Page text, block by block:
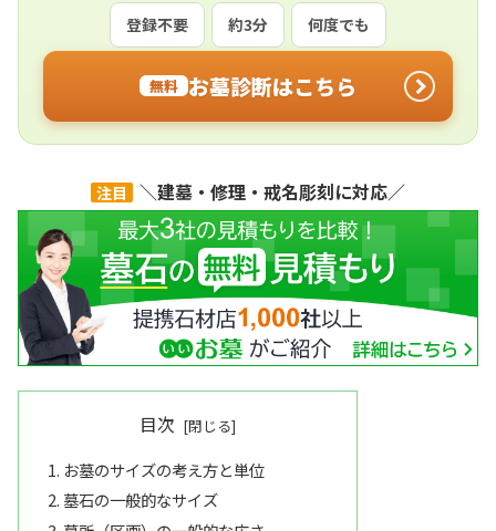
登録不要 約3分 何度でも
無料 お墓診断はこちら
注目 ＼建墓・修理・戒名彫刻に対応／
目次
お墓のサイズの考え方と単位
墓石の一般的なサイズ